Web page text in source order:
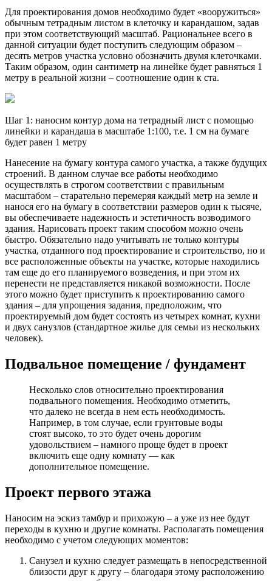
Для проектирования домов необходимо будет «вооружиться»
обычным тетрадным листом в клеточку и карандашом, задав
при этом соответствующий масштаб. Рациональнее всего в
данной ситуации будет поступить следующим образом –
десять метров участка условно обозначить двумя клеточками.
Таким образом, один сантиметр на линейке будет равняться 1
метру в реальной жизни – соотношение один к ста.
Шаг 1: наносим контур дома на тетрадный лист с помощью
линейки и карандаша в масштабе 1:100, т.е. 1 см на бумаге
будет равен 1 метру
Нанесение на бумагу контура самого участка, а также будущих
строений. В данном случае все работы необходимо
осуществлять в строгом соответствии с правильным
масштабом – старательно перемеряя каждый метр на земле и
нанося его на бумагу в соответствии размеров один к тысяче,
вы обеспечиваете надежность и эстетичность возводимого
здания. Нарисовать проект таким способом можно очень
быстро. Обязательно надо учитывать не только контуры
участка, отданного под проектирование и строительство, но и
все расположенные объекты на участке, которые находились
там еще до его планируемого возведения, и при этом их
перенести не представляется никакой возможности. После
этого можно будет приступить к проектированию самого
здания – для упрощения задания, предположим, что
проектируемый дом будет состоять из четырех комнат, кухни
и двух санузлов (стандартное жилье для семьи из нескольких
человек).
Подвальное помещение / фундамент
Несколько слов относительно проектирования
подвального помещения. Необходимо отметить,
что далеко не всегда в нем есть необходимость.
Например, в том случае, если грунтовые воды
стоят высоко, то это будет очень дорогим
удовольствием – намного проще будет в проект
включить еще одну комнату — как
дополнительное помещение.
Проект первого этажа
Наносим на эскиз тамбур и прихожую – а уже из нее будут
переходы в кухню и другие комнаты. Располагать помещения
необходимо с учетом следующих моментов:
Санузел и кухню следует размещать в непосредственной
близости друг к другу – благодаря этому расположению